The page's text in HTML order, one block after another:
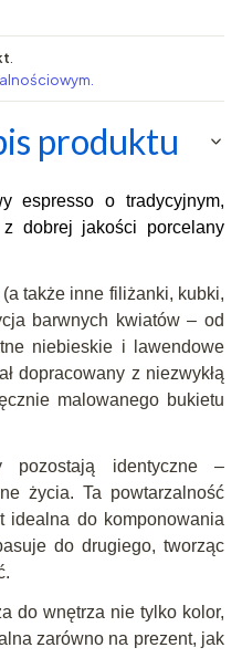
produktu
espresso o tradycyjnym,
z dobrej jakości porcelany
także inne filiżanki, kubki,
barwnych kwiatów – od
niebieskie i lawendowe
dopracowany z niezwykłą
malowanego bukietu
pozostają identyczne –
życia. Ta powtarzalność
idealna do komponowania
do drugiego, tworząc
do wnętrza nie tylko kolor,
zarówno na prezent, jak